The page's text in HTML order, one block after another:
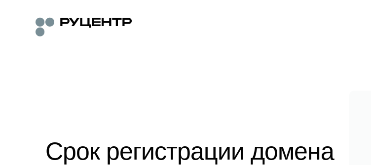
Срок регистрации домена